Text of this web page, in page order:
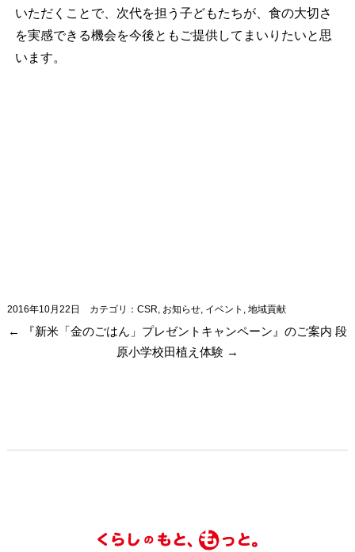
いただくことで、次代を担う子どもたちが、食の大切さ
を実感できる機会を今後ともご提供してまいりたいと思
います。
2016年10月22日 カテゴリ： CSR お知らせ, イベント 地域貢献
← 『新米「金のごはん」プレゼントキャンペーン』のご案内 段
原小学校田植え体験 →